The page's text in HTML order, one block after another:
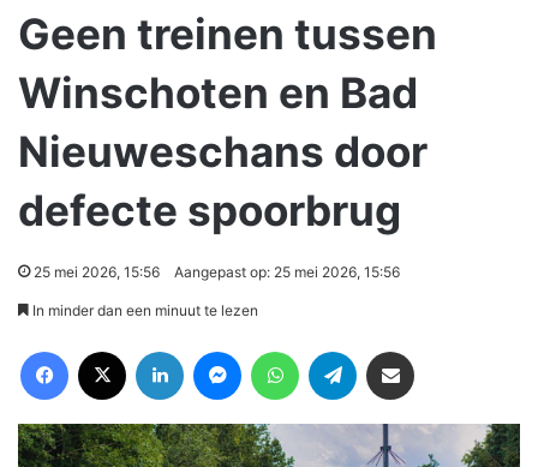
Geen treinen tussen
Winschoten en Bad
Nieuweschans door
defecte spoorbrug
25 mei 2026, 15:56 Aangepast op: 25 mei 2026, 15:56
In minder dan een minuut te lezen